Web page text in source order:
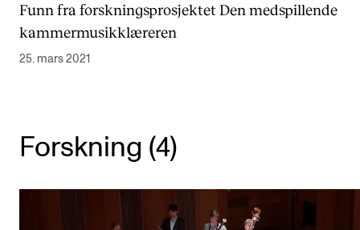
INTERNASJONALT
Utveksling
Nettverk
Funn fra forskningsprosjektet Den medspillende
kammermusikklæreren
25. mars 2021
Forskning (4)